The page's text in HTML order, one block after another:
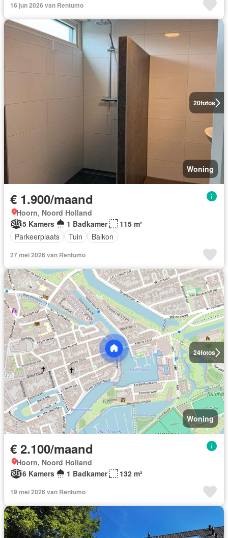
16 jun 2026 van Rentumo
20fotos
Woning
€ 1.900/maand
Hoorn, Noord Holland
5 Kamers
1 Badkamer
115 m²
Parkeerplaats
Tuin Balkon
27 mei 2026 van Rentumo
24fotos
Woning
€ 2.100/maand
Hoorn, Noord Holland
6 Kamers
1 Badkamer 132 m²
19 mei 2026 van Rentumo